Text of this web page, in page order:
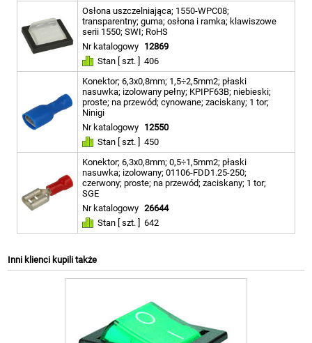
Osłona uszczelniająca; 1550-WPC08;
transparentny; guma; osłona i ramka; klawiszowe
serii 1550; SWI; RoHS
Nr katalogowy 12869
Stan [ szt. ]
406
Konektor; 6,3x0,8mm; 1,5÷2,5mm2; płaski
nasuwka; izolowany pełny; KPIPF63B; niebieski;
proste; na przewód; cynowane; zaciskany; 1 tor;
Ninigi
Nr katalogowy 12550
Stan [ szt. ]
450
Konektor; 6,3x0,8mm; 0,5÷1,5mm2; płaski
nasuwka; izolowany; 01106-FDD1.25-250;
czerwony; proste; na przewód; zaciskany; 1 tor;
SGE
Nr katalogowy 26644
Stan [ szt. ]
642
Inni klienci kupili także